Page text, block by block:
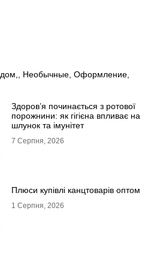
дом, Необычные Оформление
Здоров’я починається з ротової
порожнини: як гігієна впливає на
шлунок та імунітет
7 Серпня, 2026
Плюси купівлі канцтоварів оптом
1 Серпня, 2026